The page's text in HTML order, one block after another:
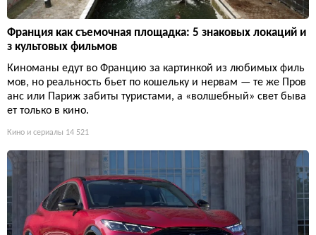
Франция как съемочная площадка: 5 знаковых локаций и
з культовых фильмов
Киноманы едут во Францию за картинкой из любимых филь
мов, но реальность бьет по кошельку и нервам — те же Пров
анс или Париж забиты туристами, а «волшебный» свет быва
ет только в кино.
Кино и сериалы 14 521